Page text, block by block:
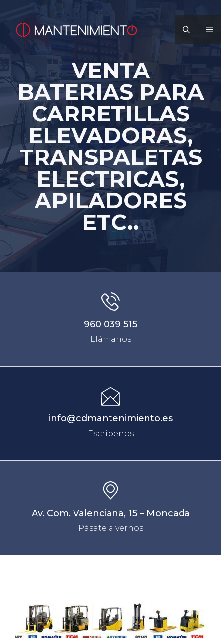
contenido
VENTA
BATERIAS PARA
CARRETILLAS
ELEVADORAS,
TRANSPALETAS
ELECTRICAS,
APILADORES
ETC..
960 039 515
Llámanos
info@cdmantenimiento.es
Escríbenos
Av. Com. Valenciana, 15 – Moncada
Pásate a vernos